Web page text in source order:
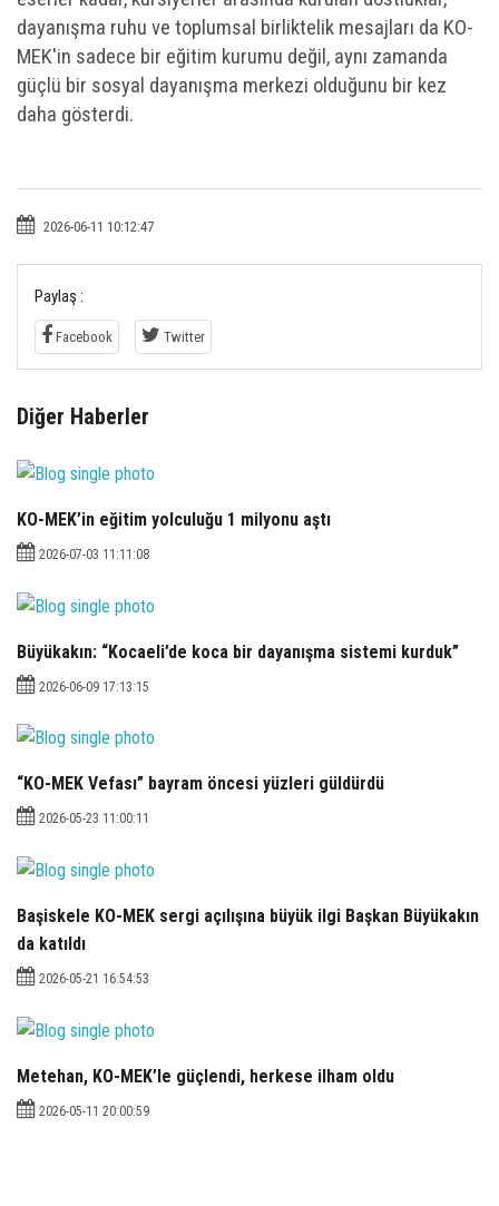
dayanışma ruhu ve toplumsal birliktelik mesajları da KO-
MEK'in sadece bir eğitim kurumu değil, aynı zamanda
güçlü bir sosyal dayanışma merkezi olduğunu bir kez
daha gösterdi.
2026-06-11 10:12:47
Paylaş :
Facebook Twitter
Diğer Haberler
KO-MEK’in eğitim yolculuğu 1 milyonu aştı
2026-07-03 11:11:08
Büyükakın: “Kocaeli’de koca bir dayanışma sistemi kurduk”
2026-06-09 17:13:15
“KO-MEK Vefası” bayram öncesi yüzleri güldürdü
2026-05-23 11:00:11
Başiskele KO-MEK sergi açılışına büyük ilgi Başkan Büyükakın
da katıldı
2026-05-21 16:54:53
Metehan, KO-MEK’le güçlendi, herkese ilham oldu
2026-05-11 20:00:59